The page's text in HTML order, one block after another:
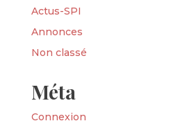
Actus-SPI
Annonces
Non classé
Méta
Connexion